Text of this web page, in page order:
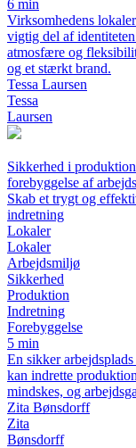
6 min
Virksomhedens
vigtig del af
atmosfære og
og et stærkt brand.
Tessa Laursen
Tessa
Laursen
Sikkerhed i
forebyggelse af
Skab et trygt og
indretning
Lokaler
Lokaler
Arbejdsmiljø
Sikkerhed
Produktion
Indretning
Forebyggelse
5 min
En sikker
kan indrette
mindskes, og
Zita Bønsdorff
Zita
Bønsdorff